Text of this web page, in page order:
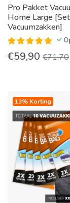
Pro Pakket
Home Large
Vacuumzakken]
€59,90 €71,70
13% Korting